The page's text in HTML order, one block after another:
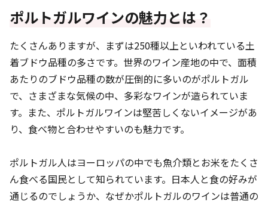
ポルトガルワインの魅力とは？
たくさんありますが、まずは250種以上といわれている土
着ブドウ品種の多さです。世界のワイン産地の中で、面積
あたりのブドウ品種の数が圧倒的に多いのがポルトガル
で、さまざまな気候の中、多彩なワインが造られていま
す。また、ポルトガルワインは堅苦しくないイメージがあ
り、食べ物と合わせやすいのも魅力です。
ポルトガル人はヨーロッパの中でも魚介類とお米をたくさ
ん食べる国民として知られています。日本人と食の好みが
通じるのでしょうか、なぜかポルトガルのワインは普通の